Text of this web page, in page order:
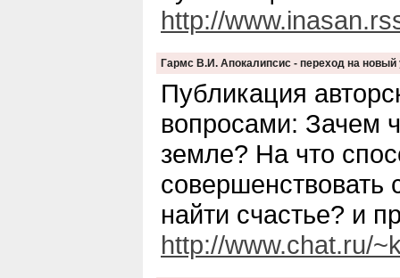
http://
Гармс В.И. Апокалипсис - переход на новый
Публикация
вопросами: Зачем
земле? На что
совершенствовать
найти счастье? и
http://www.chat.ru/